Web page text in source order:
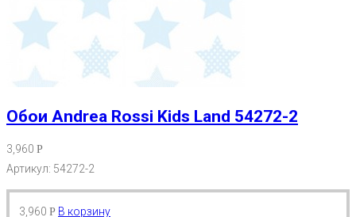
Обои Andrea Rossi Kids Land 54272-2
3,960 Р
Артикул: 54272-2
3,960 Р В корзину